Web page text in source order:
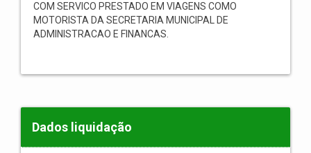
COM SERVICO PRESTADO EM VIAGENS COMO
MOTORISTA DA SECRETARIA MUNICIPAL DE
ADMINISTRACAO E FINANCAS.
Dados liquidação